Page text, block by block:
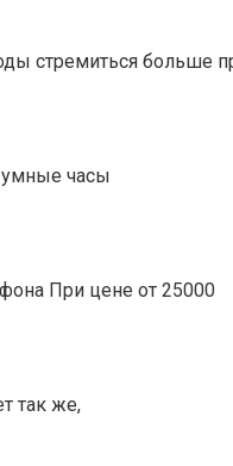
стремиться больше
умные часы
При цене от 25000
так же,